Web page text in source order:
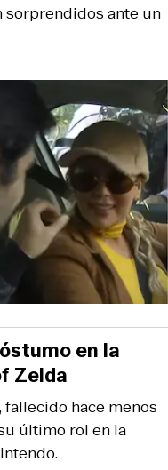
sorprendidos ante un
hace menos
último rol en la
en la
Zelda